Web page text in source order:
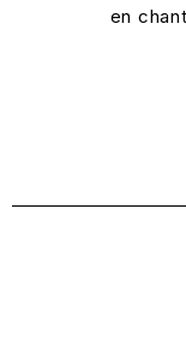
en